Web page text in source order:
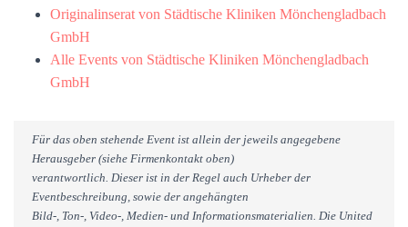
Originalinserat von Städtische Kliniken Mönchengladbach
GmbH
Alle Events von Städtische Kliniken Mönchengladbach
GmbH
Für das oben stehende Event ist allein der jeweils angegebene
Herausgeber (siehe Firmenkontakt oben)
verantwortlich. Dieser ist in der Regel auch Urheber der
Eventbeschreibung, sowie der angehängten
Bild-, Ton-, Video-, Medien- und Informationsmaterialien. Die United